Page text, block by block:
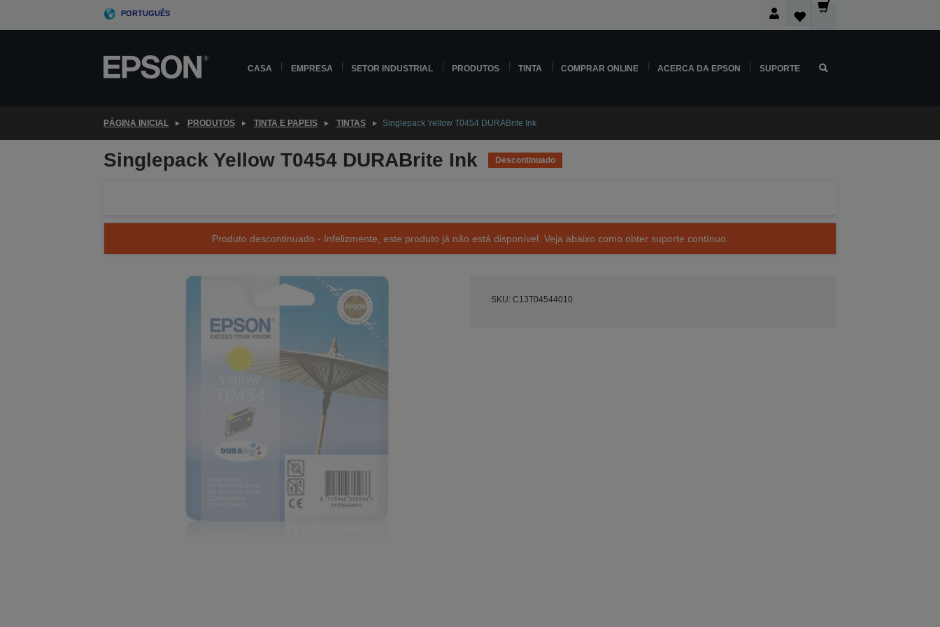
PORTUGUÊS
CASA EMPRESA SETOR INDUSTRIAL PRODUTOS TINTA COMPRAR ONLINE ACERCA DA EPSON SUPORTE
PÁGINA INICIAL PRODUTOS TINTA E PAPEIS TINTAS Singlepack Yellow T0454 DURABrite Ink
Singlepack Yellow T0454 DURABrite Ink Descontinuado
Produto descontinuado - Infelizmente, este produto já não está disponível. Veja abaixo como obter suporte contínuo.
SKU: C13T04544010